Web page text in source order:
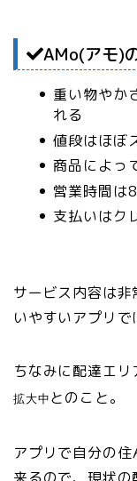
AMo(アモ)
重い物やか
れる
値段はほぼ
商品によっ
営業時間
支払いはク
サービス内容は
いやすいアプリで
ちなみに配達エ
拡大中 とのこと。
アプリで自分の